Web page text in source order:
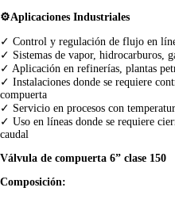
⚙️Aplicaciones Industriales
✓ Control y regulación de flujo en
✓ Sistemas de vapor, hidrocarburos,
✓ Aplicación en refinerías, plantas
✓ Instalaciones donde se requiere
compuerta
✓ Servicio en procesos con
✓ Uso en líneas donde se requiere
caudal
Válvula de compuerta 6” clase 150
Composición: